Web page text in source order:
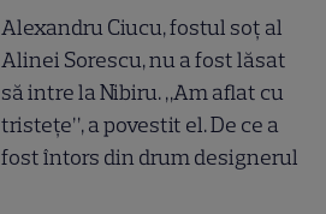
Alexandru Ciucu, fostul soț al
Alinei Sorescu, nu a fost lăsat
să intre la Nibiru. „Am aflat cu
tristețe”, a povestit el. De ce a
fost întors din drum designerul